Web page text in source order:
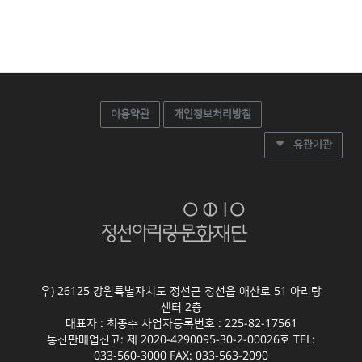
이용약관 개인정보처리방침
유관기관
우) 26125 강원특별자치도 정선군 정선읍 애산로 51 아리랑
센터 2층
대표자 : 최종수 사업자등록번호 : 225-82-17561
통신판매업신고: 제 2020-4290095-30-2-00026호 TEL:
033-560-3000 FAX: 033-563-2090